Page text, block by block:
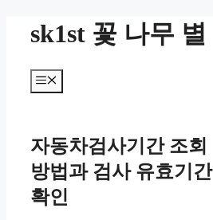
sk1st 꽃 나무 별
메
뉴
자동차검사기간 조회
방법과 검사 유효기간
확인